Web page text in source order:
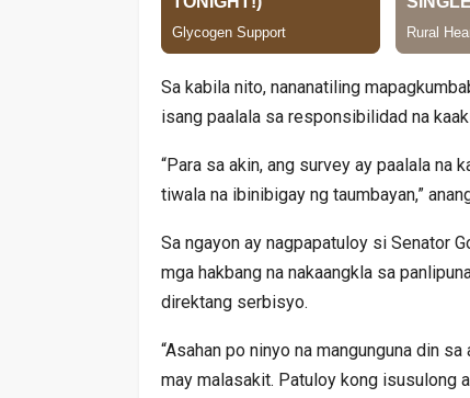
Sa kabila nito, nananatiling
isang paalala sa responsibilidad na
“Para sa akin, ang survey ay paalala na
tiwala na ibinibigay ng taumbayan,”
Sa ngayon ay nagpapatuloy si Senator
mga hakbang na nakaangkla sa
direktang serbisyo.
“Asahan po ninyo na mangunguna din
may malasakit. Patuloy kong isusulong